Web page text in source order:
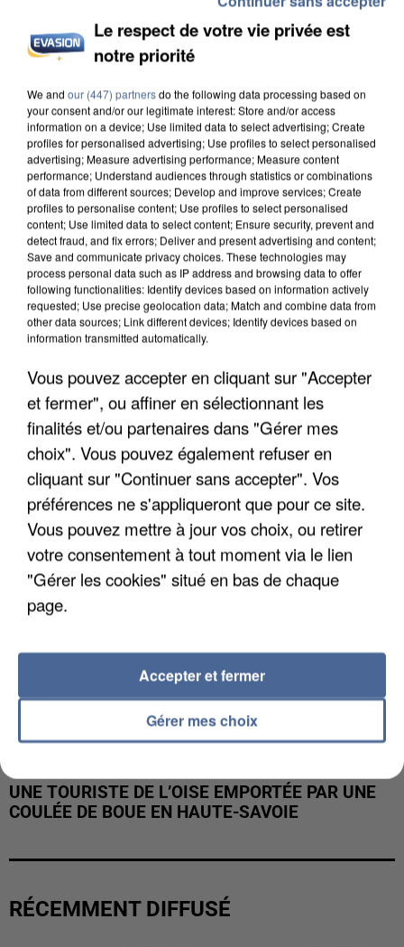
L’UN DES FONDATEURS SUPPOSÉS DE LA DZ
MAFIA INTERPELLÉ EN ALGÉRIE
UN SECOND CADRE DE LA DZ MAFIA
INTERPELLÉ EN ALGÉRIE
UNE TOURISTE DE L’OISE EMPORTÉE PAR UNE
COULÉE DE BOUE EN HAUTE-SAVOIE
RÉCEMMENT DIFFUSÉ
Le respect de votre vie privée est
notre priorité
We and our (447) partnersdo the following data processing based on
your consent and/or our legitimate interest: Store and/or access
information on a device; Use limited data to select advertising; Create
profiles for personalised advertising; Use profiles to select personalised
advertising; Measure advertising performance; Measure content
performance; Understand audiences through statistics or combinations
of data from different sources; Develop and improve services; Create
profiles to personalise content; Use profiles to select personalised
content; Use limited data to select content; Ensure security, prevent and
detect fraud, and fix errors; Deliver and present advertising and content;
Save and communicate privacy choices. These technologies may
process personal data such as IP address and browsing data to offer
following functionalities: Identify devices based on information actively
requested; Use precise geolocation data; Match and combine data from
other data sources; Link different devices; Identify devices based on
information transmitted automatically.
Vous pouvez accepter en cliquant sur "Accepter
et fermer", ou affiner en sélectionnant les
finalités et/ou partenaires dans "Gérer mes
choix". Vous pouvez également refuser en
cliquant sur "Continuer sans accepter". Vos
préférences ne s'appliqueront que pour ce site.
Vous pouvez mettre à jour vos choix, ou retirer
votre consentement à tout moment via le lien
"Gérer les cookies" situé en bas de chaque
page.
Gérer mes choix
Accepter et fermer